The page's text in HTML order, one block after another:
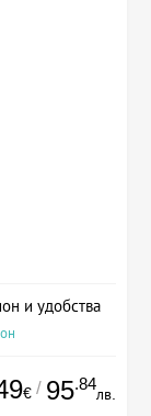
и удобства
€ / 95.84
лв.